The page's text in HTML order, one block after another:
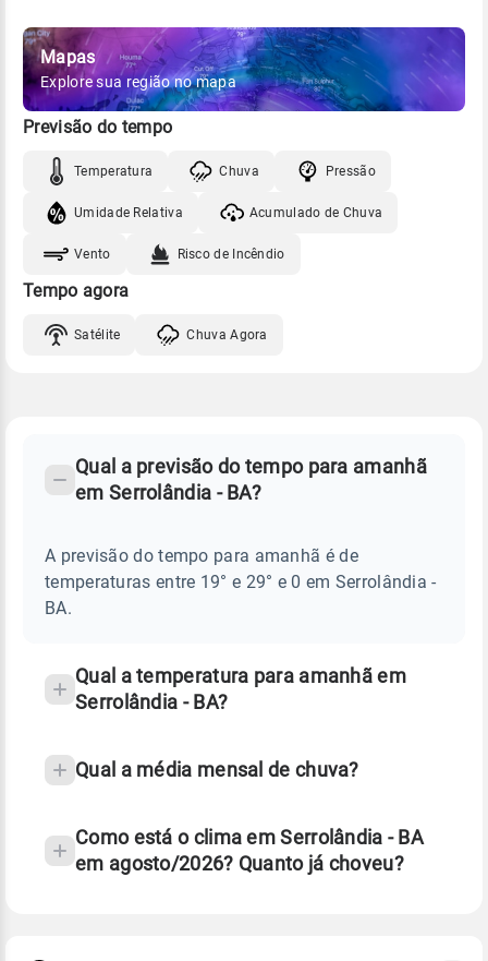
Mapas
Explore sua região no mapa
Previsão do tempo
Temperatura Chuva Pressão
Umidade Relativa Acumulado de Chuva
Vento Risco de Incêndio
Tempo agora
Satélite Chuva Agora
SERROLÂNDIA
Perguntas
sobre
chuva
Qual a previsão do tempo para amanhã
em Serrolândia - BA?
A previsão do tempo para amanhã é de
temperaturas entre 19° e 29° e 0 em Serrolândia -
BA.
Qual a temperatura para amanhã em
Serrolândia - BA?
Qual a média mensal de chuva?
Como está o clima em Serrolândia - BA
em agosto/2026? Quanto já choveu?